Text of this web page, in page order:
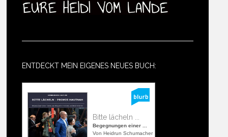
ENTDECKT MEIN EIGENES NEUES BUCH:
Bitte lächeln ...
Begegnungen einer ...
Von Heidrun Schumacher